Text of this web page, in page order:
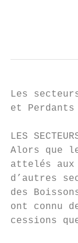
Les
et Perdants
LES
Alors que
attelés aux
d’autres
des
ont connu
cessions